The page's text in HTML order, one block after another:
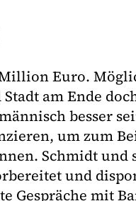
Euro.
am Ende
besser
um zum
Schmidt
und
Gespräche mit